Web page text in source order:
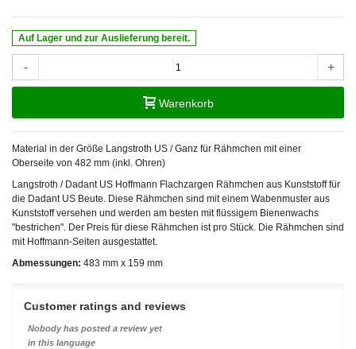
Auf Lager und zur Auslieferung bereit.
- +
Warenkorb
Material in der Größe Langstroth US / Ganz für Rähmchen mit einer
Oberseite von 482 mm (inkl. Ohren)
Langstroth / Dadant US Hoffmann Flachzargen Rähmchen aus Kunststoff für
die Dadant US Beute. Diese Rähmchen sind mit einem Wabenmuster aus
Kunststoff versehen und werden am besten mit flüssigem Bienenwachs
"bestrichen". Der Preis für diese Rähmchen ist pro Stück. Die Rähmchen sind
mit Hoffmann-Seiten ausgestattet.
Abmessungen: 483 mm x 159 mm
Customer ratings and reviews
Nobody has posted a review yet
in this language